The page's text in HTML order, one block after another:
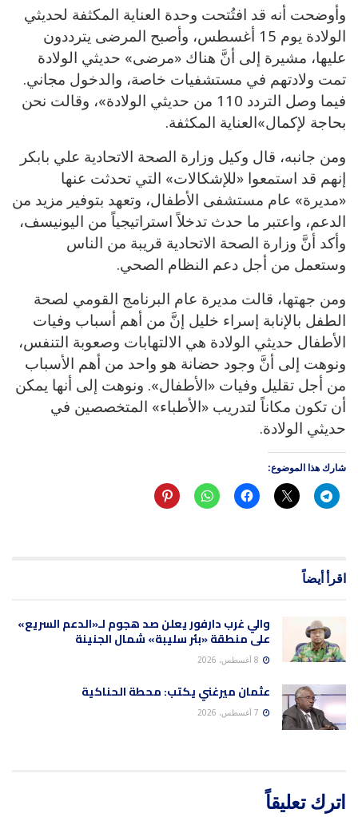
وأوضحت أنه قد افتُتحت وحدة العناية المكثفة لحديثي
الولادة يوم 15 أغسطس، وأصبح المرضى يترددون
عليها، مشيرة إلى أنَّ هناك «مرضى» حديثي الولادة
تمت ولادتهم في مستشفيات خاصة، والدخول مجاني.
فيما وصل التردد 110 من حديثي الولادة»، وقالت نحن
بحاجة لإكمال»العناية المكثفة.
ومن جانبه، قال وكيل وزارة الصحة الاتحادية علي بابكر
إنهم قد استمعوا «للإشكالات» التي تحدثت عنها
«مديرة» عام مستشفى الأطفال، وتعهد بتوفير مزيد من
الدعم، واعتبر ما حدث تدخلاً استراتيجياً من اليونيسف،
وأكد أنَّ وزارة الصحة الاتحادية قريبة من الناس
وستعمل من أجل دعم النظام الصحي.
ومن جهتها، قالت مديرة عام البرنامج القومي لصحة
الطفل بالإنابة إسراء خليل إنَّ من أهم أسباب وفيات
الأطفال حديثي الولادة هي الالتهابات وصعوبة التنفس،
ونوهت إلى أنَّ وجود حضانة هو واحد من أهم الأسباب
من أجل تقليل وفيات «الأطفال». ونوهت إلى أنها يمكن
أن تكون مكاناً لتدريب «الأطباء» المتخصصين في
حديثي الولادة.
شارك هذا الموضوع:
اقرأ أيضاً
والي غرب دارفور يعلن صد هجوم لـ«الدعم السريع»
على منطقة «بئر سليبة» شمال الجنينة
عثمان ميرغني يكتب: محطة الحناكية
اترك تعليقاً